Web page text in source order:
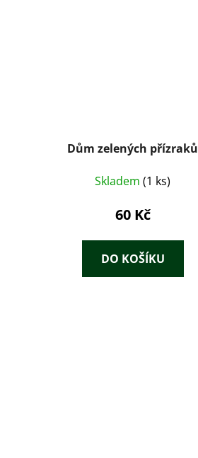
Dům zelených přízraků
Skladem(1 ks)
60 Kč
DO KOŠÍKU